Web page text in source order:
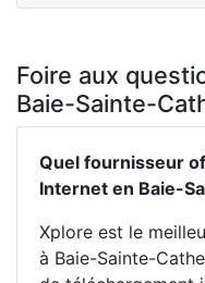
Foire aux
Baie-Sainte-
Quel fournisseur
Internet en Baie-
Xplore est le
à Baie-Sainte-